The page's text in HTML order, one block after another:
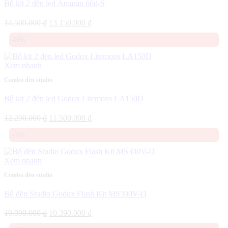
Bộ kit 2 đèn led Amaran 60d-S
14.500.000₫
Giá
13.150.000 ₫
13.150.000 ₫.
Xem nhanh
Combo đèn studio
Bộ kit 2 đèn led Godox Litemons LA150D
12.290.000₫ 11.500.000 ₫
11.500.000 ₫.
Xem nhanh
Combo đèn studio
Bộ đèn Studio Godox Flash Kit MS300V-D
10.990.000₫
Giá
10.390.000 ₫